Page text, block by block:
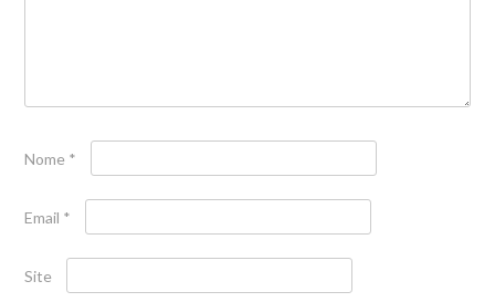
Nome *
Email *
Site